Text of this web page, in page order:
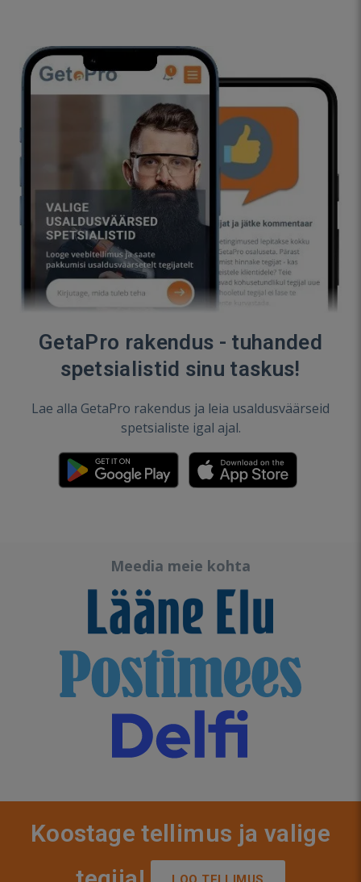
GetaPro rakendus - tuhanded
spetsialistid sinu taskus!
Lae alla GetaPro rakendus ja leia usaldusväärseid
spetsialiste igal ajal.
Meedia meie kohta
Koostage tellimus ja valige